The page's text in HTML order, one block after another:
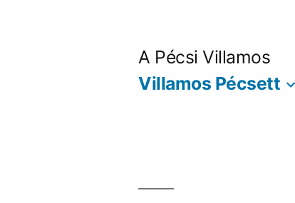
A Pécsi Villamos
Villamos Pécsett